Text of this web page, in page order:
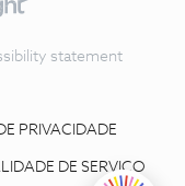
statement
PRIVACIDADE
DE SERVIÇO